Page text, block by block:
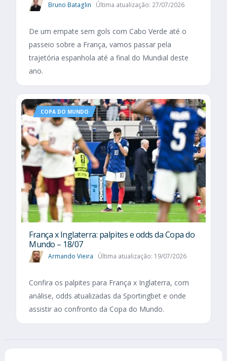
Bruno Bataglin Última atualização: 27/07/2026
De um empate sem gols com Cabo Verde até o
passeio sobre a França, vamos passar pela
trajetória espanhola até a final do Mundial deste
ano.
COPA DO MUNDO
França x Inglaterra: palpites e odds da Copa do
Mundo – 18/07
Armando Vieira Última atualização: 19/07/2026
Confira os palpites para França x Inglaterra, com
análise, odds atualizadas da Sportingbet e onde
assistir ao confronto da Copa do Mundo.